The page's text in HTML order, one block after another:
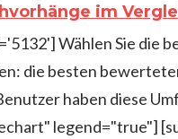
im
Wählen Sie die
die besten
haben diese
legend="true"]